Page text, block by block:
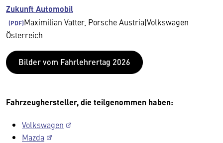
Zukunft Automobil
Maximilian Vatter, Porsche Austria|Volkswagen
Österreich
Bilder vom Fahrlehrertag 2026
Fahrzeughersteller, die teilgenommen haben:
Volkswagen
Mazda